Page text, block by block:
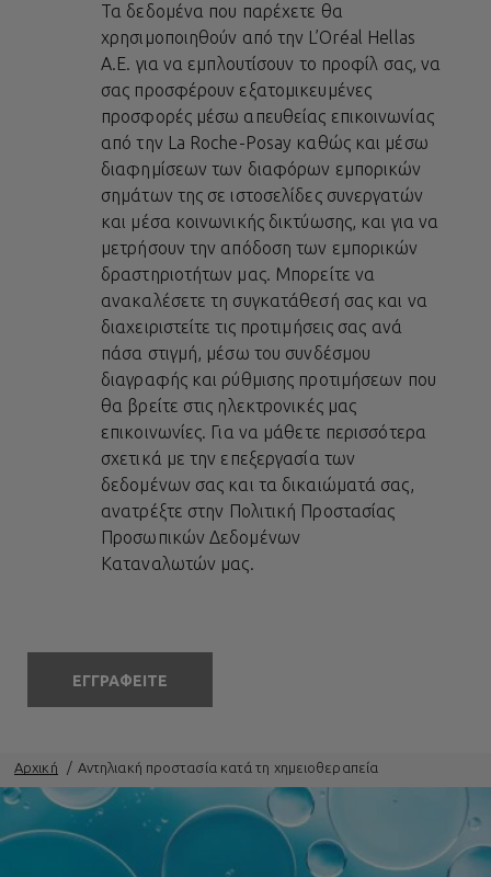
Τα δεδομένα που παρέχετε θα
χρησιμοποιηθούν από την L’Oréal Hellas
A.E. για να εμπλουτίσουν το προφίλ σας, να
σας προσφέρουν εξατομικευμένες
προσφορές μέσω απευθείας επικοινωνίας
από την La Roche-Posay καθώς και μέσω
διαφημίσεων των διαφόρων εμπορικών
σημάτων της σε ιστοσελίδες συνεργατών
και μέσα κοινωνικής δικτύωσης, και για να
μετρήσουν την απόδοση των εμπορικών
δραστηριοτήτων μας. Μπορείτε να
ανακαλέσετε τη συγκατάθεσή σας και να
διαχειριστείτε τις προτιμήσεις σας ανά
πάσα στιγμή, μέσω του συνδέσμου
διαγραφής και ρύθμισης προτιμήσεων που
θα βρείτε στις ηλεκτρονικές μας
επικοινωνίες. Για να μάθετε περισσότερα
σχετικά με την επεξεργασία των
δεδομένων σας και τα δικαιώματά σας,
ανατρέξτε στην Πολιτική Προστασίας
Προσωπικών Δεδομένων
Καταναλωτών μας.
ΕΓΓΡΑΦΕΙΤΕ
Αρχική Αντηλιακή προστασία κατά τη χημειοθεραπεία